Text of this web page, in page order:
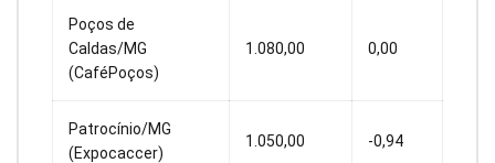
Poços de
Caldas/MG
(CaféPoços)
1.080,00 0,00
Patrocínio/MG
(Expocaccer)
1.050,00 -0,94